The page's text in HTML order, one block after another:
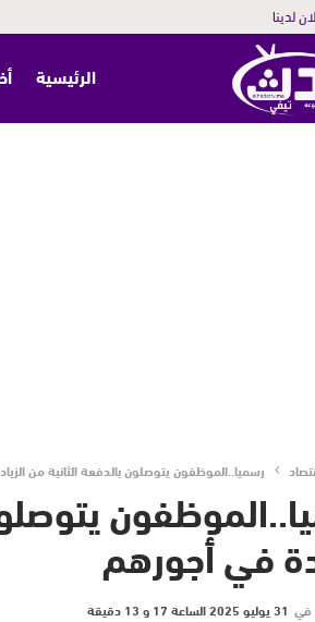
لدينا
الرئيسية
رسميا..الموظفون يتوصلون بالدفعة الثانية من
في أجورهم
في 31 يوليو 2025 الساعة 17 و 13 دقيقة